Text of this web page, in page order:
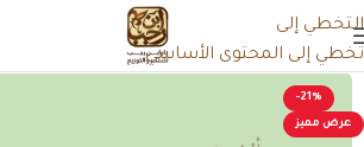
التخطي إلى
تخطي إلى المحتوى الأساسي
-21%
عرض مميز